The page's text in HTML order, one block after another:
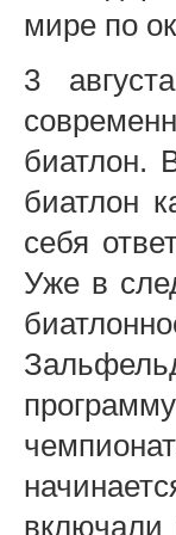
мире по
3
биатлон.
биатлон
себя
Уже в